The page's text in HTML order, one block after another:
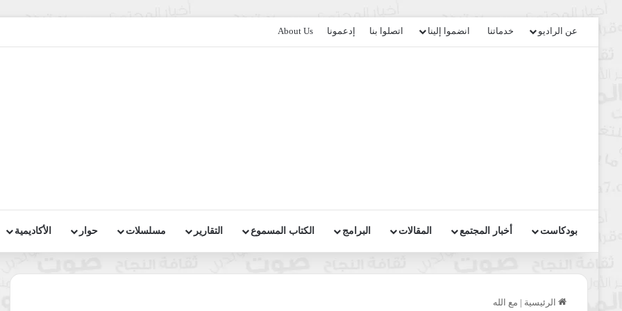
عن الراديو خدماتنا انضموا إلينا اتصلوا بنا إدعمونا About Us
بودكاست أخبار المجتمع المقالات البرامج الكتاب المسموع التقارير مسلسلات حوار الأكاديمية
الرئيسية | مع الله